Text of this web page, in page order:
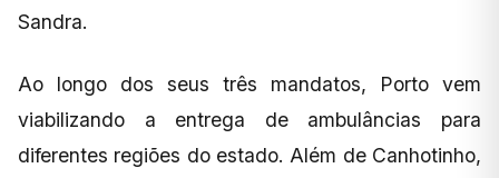
Sandra.
Ao longo dos seus três mandatos, Porto vem
viabilizando a entrega de ambulâncias para
diferentes regiões do estado. Além de Canhotinho,